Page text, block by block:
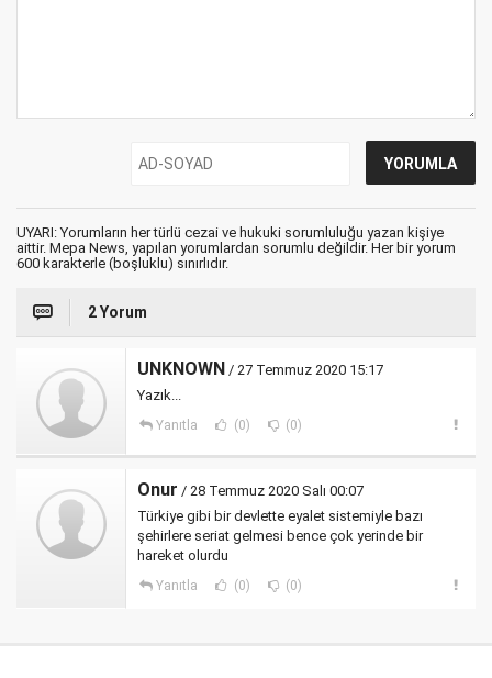
UYARI: Yorumların her türlü cezai ve hukuki sorumluluğu yazan kişiye
aittir. Mepa News, yapılan yorumlardan sorumlu değildir. Her bir yorum
600 karakterle (boşluklu) sınırlıdır.
2 Yorum
UNKNOWN / 27 Temmuz 2020 15:17
Yazık...
Yanıtla (0) (0)
Onur / 28 Temmuz 2020 Salı 00:07
Türkiye gibi bir devlette eyalet sistemiyle bazı
şehirlere seriat gelmesi bence çok yerinde bir
hareket olurdu
Yanıtla (0) (0)